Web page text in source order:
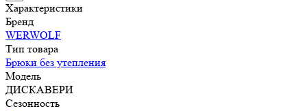
Характеристики
Бренд
WERWOLF
Тип товара
Брюки без утепления
Модель
ДИСКАВЕРИ
Сезонность